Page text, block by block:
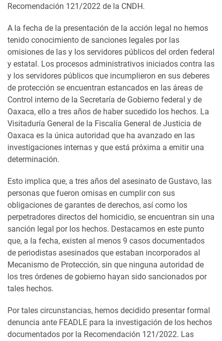
Recomendación 121/2022 de la CNDH.
A la fecha de la presentación de la acción legal no hemos
tenido conocimiento de sanciones legales por las
omisiones de las y los servidores públicos del orden federal
y estatal. Los procesos administrativos iniciados contra las
y los servidores públicos que incumplieron en sus deberes
de protección se encuentran estancados en las áreas de
Control interno de la Secretaría de Gobierno federal y de
Oaxaca, ello a tres años de haber sucedido los hechos. La
Visitaduría General de la Fiscalía General de Justicia de
Oaxaca es la única autoridad que ha avanzado en las
investigaciones internas y que está próxima a emitir una
determinación.
Esto implica que, a tres años del asesinato de Gustavo, las
personas que fueron omisas en cumplir con sus
obligaciones de garantes de derechos, así como los
perpetradores directos del homicidio, se encuentran sin una
sanción legal por los hechos. Destacamos en este punto
que, a la fecha, existen al menos 9 casos documentados
de periodistas asesinados que estaban incorporados al
Mecanismo de Protección, sin que ninguna autoridad de
los tres órdenes de gobierno hayan sido sancionados por
tales hechos.
Por tales circunstancias, hemos decidido presentar formal
denuncia ante FEADLE para la investigación de los hechos
documentados por la Recomendación 121/2022. Las